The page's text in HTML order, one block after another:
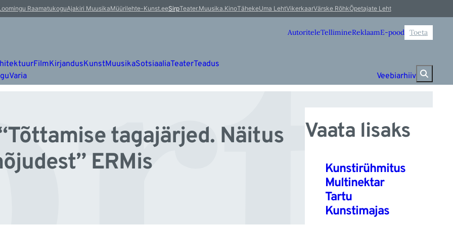
RaamatukoguAjakiri MuusikaMüürilehte-Kunst.eeSirpTeater.Muusika.KinoTähekeUma LehtVikerkaarVärske RõhkÕpetajate Leht
AutoriteleTellimineReklaamE-pood Toeta
FilmKirjandusKunstMuusikaSotsiaaliaTeaterTeadus
Varia Veebiarhiiv
tagajärjed. Näitus
ERMis
Vaata lisaks
Kunstirühmitus
Multinektar
Tartu
Kunstimajas